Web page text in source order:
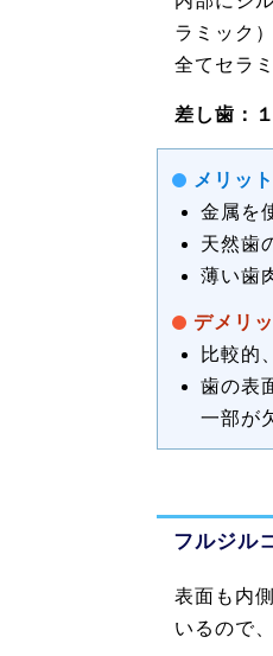
ラミック
全てセラ
差し歯：
メリット
金属を
天然歯
薄い歯
デメリ
比較的
歯の表
一部が
フルジル
表面も内
いるので